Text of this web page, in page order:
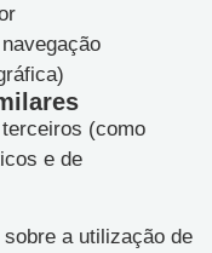
(como
e de
a utilização de